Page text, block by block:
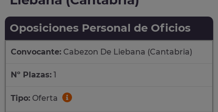
Oposiciones Personal de Oficios
Convocante: Cabezon De Liebana (Cantabria)
Nº Plazas: 1
Tipo: Oferta